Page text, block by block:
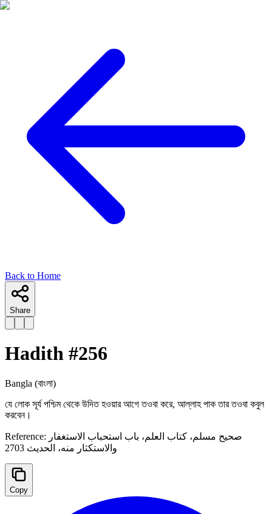
Back to Home
Share
Hadith #256
Bangla (বাংলা)
যে লোক সূর্য পশ্চিম থেকে উদিত হওয়ার আগে তওবা করে, আল্লাহ পাক তার তওবা কবুল
করবেন।
Reference: صحيح مسلم، كتاب العلم، باب استحباب الاستغفار
والاستكثار منه، الحدیث 2703
Copy